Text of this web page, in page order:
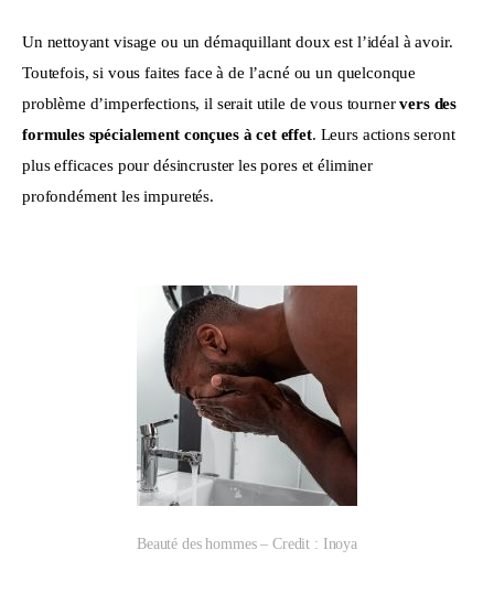
Un nettoyant visage ou un démaquillant doux est l’idéal à avoir.
Toutefois, si vous faites face à de l’acné ou un quelconque
problème d’imperfections, il serait utile de vous tourner vers des
formules spécialement conçues à cet effet. Leurs actions seront
plus efficaces pour désincruster les pores et éliminer
profondément les impuretés.
Beauté des hommes – Credit : Inoya